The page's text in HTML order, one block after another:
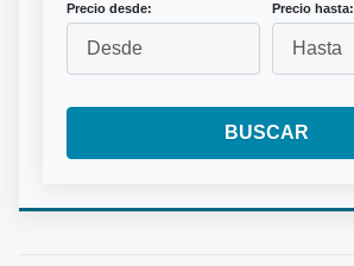
Precio desde: Precio hasta:
BUSCAR